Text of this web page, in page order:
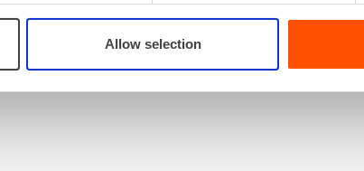
Allow selection
myös